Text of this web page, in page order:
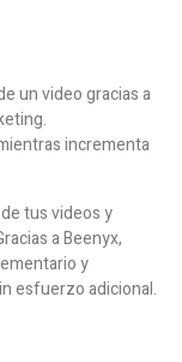
un video gracias a
incrementa
tus videos y
a Beenyx,
y
esfuerzo adicional.